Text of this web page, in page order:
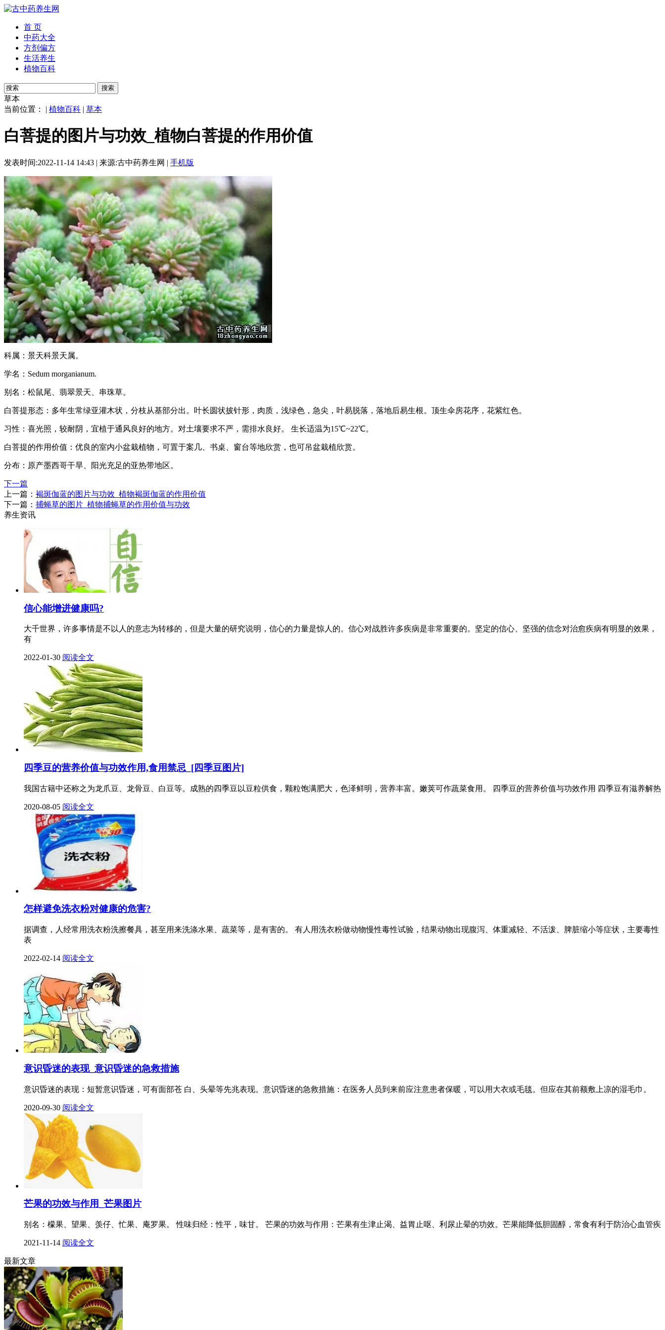
首 页
中药大全
方剂偏方
生活养生
植物百科
搜索
草本
当前位置： | 植物百科 | 草本
白菩提的图片与功效_植物白菩提的作用价值
发表时间:2022-11-14 14:43 | 来源:古中药养生网 | 手机版
科属：景天科景天属。
学名：Sedum morganianum.
别名：松鼠尾、翡翠景天、串珠草。
白菩提形态：多年生常绿亚灌木状，分枝从基部分出。叶长圆状披针形，肉质，浅绿色，急尖，叶易脱落，落地后易生根。顶生伞房花序，花紫红色。
习性：喜光照，较耐阴，宜植于通风良好的地方。对土壤要求不严，需排水良好。 生长适温为15℃~22℃。
白菩提的作用价值：优良的室内小盆栽植物，可置于案几、书桌、窗台等地欣赏，也可吊盆栽植欣赏。
分布：原产墨西哥干旱、阳光充足的亚热带地区。
下一篇
上一篇： 褐斑伽蓝的图片与功效_植物褐斑伽蓝的作用价值
下一篇： 捕蝇草的图片_植物捕蝇草的作用价值与功效
养生资讯
信心能增进健康吗?
大千世界，许多事情是不以人的意志为转移的，但是大量的研究说明，信心的力量是惊人的。信心对战胜许多疾病是非常重要的。坚定的信心、坚强的信念对治愈疾病有明显的效果，
有
2022-01-30 阅读全文
四季豆的营养价值与功效作用,食用禁忌_[四季豆图片]
我国古籍中还称之为龙爪豆、龙骨豆、白豆等。成熟的四季豆以豆粒供食，颗粒饱满肥大，色泽鲜明，营养丰富。嫩荚可作蔬菜食用。 四季豆的营养价值与功效作用 四季豆有滋养解热
2020-08-05 阅读全文
怎样避免洗衣粉对健康的危害?
据调查，人经常用洗衣粉洗擦餐具，甚至用来洗涤水果、蔬菜等，是有害的。 有人用洗衣粉做动物慢性毒性试验，结果动物出现腹泻、体重减轻、不活泼、脾脏缩小等症状，主要毒性
表
2022-02-14 阅读全文
意识昏迷的表现_意识昏迷的急救措施
意识昏迷的表现：短暂意识昏迷，可有面部苍 白、头晕等先兆表现。意识昏迷的急救措施：在医务人员到来前应注意患者保暖，可以用大衣或毛毯。但应在其前额敷上凉的湿毛巾。
2020-09-30 阅读全文
芒果的功效与作用_芒果图片
别名：檬果、望果、羡仔、忙果、庵罗果。 性味归经：性平，味甘。 芒果的功效与作用：芒果有生津止渴、益胃止呕、利尿止晕的功效。芒果能降低胆固醇，常食有利于防治心血管疾
2021-11-14 阅读全文
最新文章